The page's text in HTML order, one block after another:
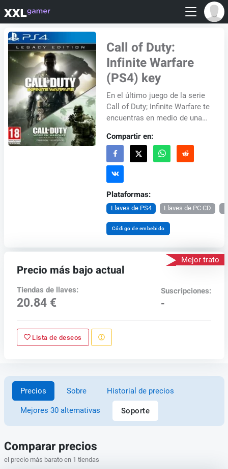
Call of Duty:
Infinite Warfare
(PS4) key
En el último juego de la serie
Call of Duty; Infinite Warfare te
encuentras en medio de una
como en el espacio. Usted se
c...
Compartir en:
Plataformas:
Llaves de PS4 Llaves de PC CD
Código de embebido
Mejor trato
Precio más bajo actual
Tiendas de llaves:
20.84 €
Suscripciones:
-
Lista de deseos
Precios Sobre Historial de precios
Mejores 30 alternativas Soporte
Comparar precios
el precio más barato en 1 tiendas